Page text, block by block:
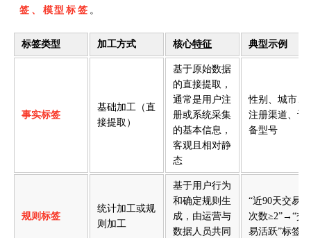
签、模型标签 。
标签类型 加工方式 核心特征 典型示例
事实标签
基础加工（直
接提取）
基于原始数据
的直接提取，
通常是用户注
册或系统采集
的基本信息，
客观且相对静
态
性别、城市、
注册渠道、设
备型号
规则标签
统计加工或规
则加工
基于用户行为
和确定规则生
成，由运营与
数据人员共同
“近90天交易
次数≥2”→“交
易活跃”标签